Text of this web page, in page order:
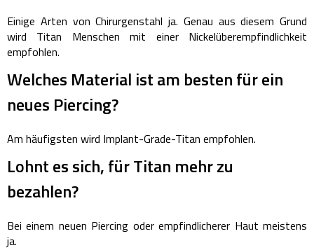
Einige Arten von Chirurgenstahl ja. Genau aus diesem Grund
wird Titan Menschen mit einer Nickelüberempfindlichkeit
empfohlen.
Welches Material ist am besten für ein
neues Piercing?
Am häufigsten wird Implant-Grade-Titan empfohlen.
Lohnt es sich, für Titan mehr zu
bezahlen?
Bei einem neuen Piercing oder empfindlicherer Haut meistens
ja.